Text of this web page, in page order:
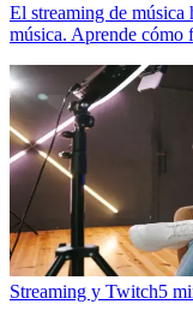
El streaming de música
música. Aprende cómo
Streaming y Twitch5